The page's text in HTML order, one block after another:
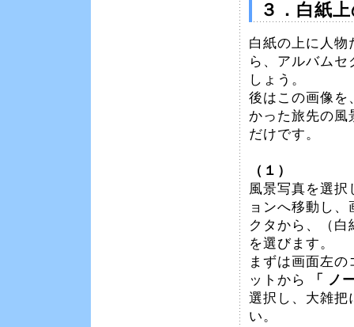
３．白紙
白紙の上に人物
ら、アルバム
しょう。
後はこの画像を
かった旅先の風
だけです。
（１）
風景写真を選択
ョンへ移動し
クタから、（白
を選びます。
まずは画面左
ットから
「 ノ
選択し、大雑把
い。